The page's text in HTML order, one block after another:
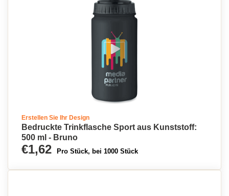
Erstellen Sie Ihr Design
Bedruckte Trinkflasche Sport aus Kunststoff:
500 ml - Bruno
€1,62 Pro Stück, bei 1000 Stück